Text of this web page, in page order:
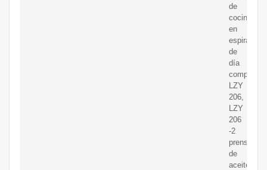
de
cocina
en
espiral
de
día
completo
LZY
206,
LZY
206
-2
prensa
de
aceite